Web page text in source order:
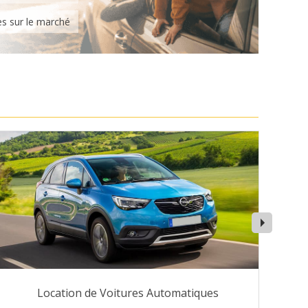
sur le marché
Location de Voitures Automatiques